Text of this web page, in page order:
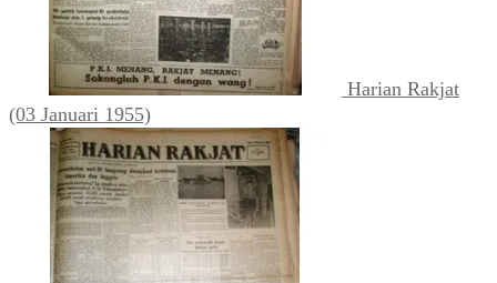
Harian Rakjat
(03 Januari 1955)